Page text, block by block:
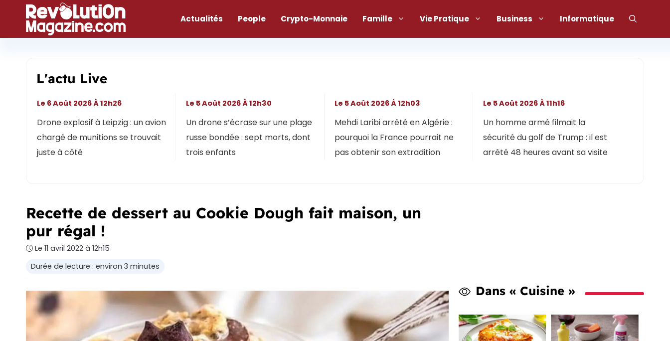
contenu
Actualités People Crypto-Monnaie Famille Vie Pratique Business Informatique
L'actu Live
Drone explosif à Leipzig : un avion
chargé de munitions se trouvait
juste à côté
Le 6 Août 2026 À 12h26
Un drone s’écrase sur une plage
russe bondée : sept morts, dont
trois enfants
Le 5 Août 2026 À 12h30
Mehdi Laribi arrêté en Algérie :
pourquoi la France pourrait ne
pas obtenir son extradition
Le 5 Août 2026 À 12h03
Un homme armé filmait la
sécurité du golf de Trump : il est
arrêté 48 heures avant sa visite
Le 5 Août 2026 À 11h16
Recette de dessert au Cookie Dough fait maison, un
pur régal !
Le 11 avril 2022 à 12h15
Durée de lecture : environ 3 minutes
Dans « Cuisine »